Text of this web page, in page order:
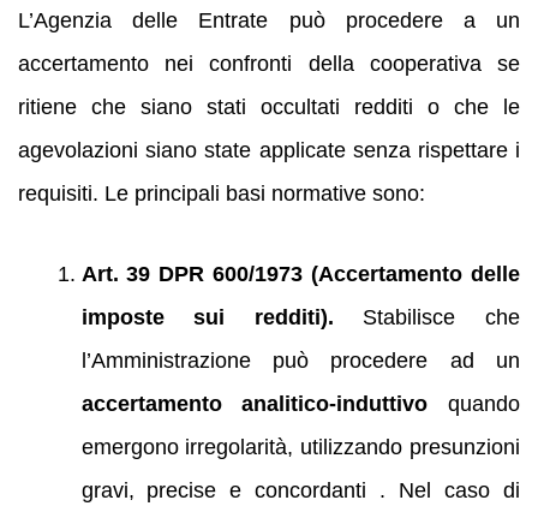
L’Agenzia delle Entrate può procedere a un
accertamento nei confronti della cooperativa se
ritiene che siano stati occultati redditi o che le
agevolazioni siano state applicate senza rispettare i
requisiti. Le principali basi normative sono:
Art. 39 DPR 600/1973 (Accertamento delle
imposte sui redditi). Stabilisce che
l’Amministrazione può procedere ad un
accertamento analitico-induttivo quando
emergono irregolarità, utilizzando presunzioni
gravi, precise e concordanti . Nel caso di